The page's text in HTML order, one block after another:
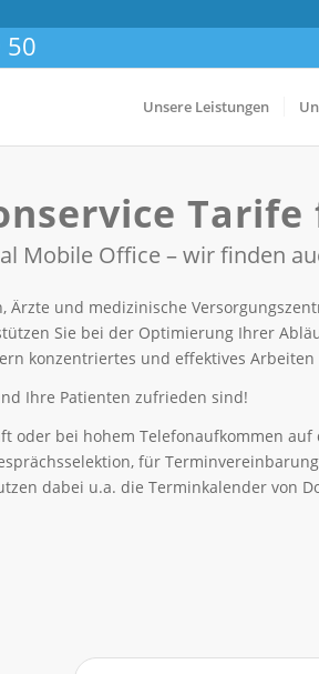
50
Unsere Leistungen
Mobile Office – wir finden
Ärzte und medizinische
Sie bei der Optimierung Ihrer
konzentriertes und effektives Arbeiten
Ihre Patienten zufrieden sind!
oder bei hohem Telefonaufkommen
für
dabei u.a. die Terminkalender von